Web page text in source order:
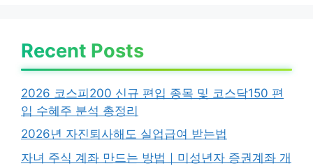
Recent Posts
2026 코스피200 신규 편입 종목 및 코스닥150 편
입 수혜주 분석 총정리
2026년 자진퇴사해도 실업급여 받는법
자녀 주식 계좌 만드는 방법｜미성년자 증권계좌 개